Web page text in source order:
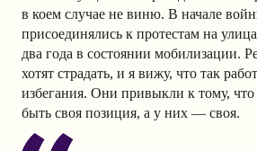
в коем случае не виню. В начале
присоединялись к протестам на
два года в состоянии мобилизации.
хотят страдать, и я вижу, что так
избегания. Они привыкли к тому,
быть своя позиция, а у них — своя.